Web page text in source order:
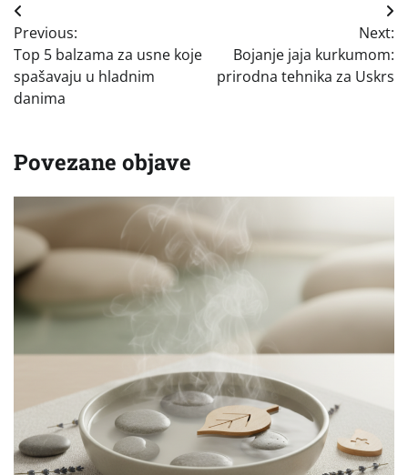
Navigacija
objava
Previous:
Top 5 balzama za usne koje
spašavaju u hladnim
danima
Next:
Bojanje jaja kurkumom:
prirodna tehnika za Uskrs
Povezane objave